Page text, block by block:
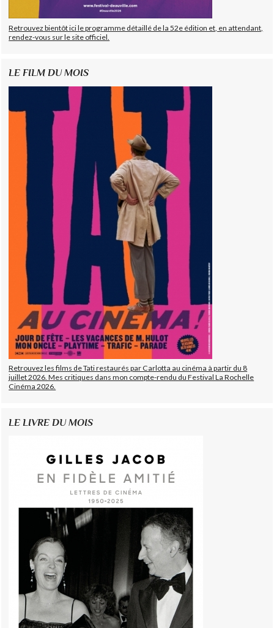
Retrouvez bientôt ici le programme détaillé de la 52e édition et, en attendant,
rendez-vous sur le site officiel.
LE FILM DU MOIS
Retrouvez les films de Tati restaurés par Carlotta au cinéma à partir du 8
juillet 2026. Mes critiques dans mon compte-rendu du Festival La Rochelle
Cinéma 2026.
LE LIVRE DU MOIS